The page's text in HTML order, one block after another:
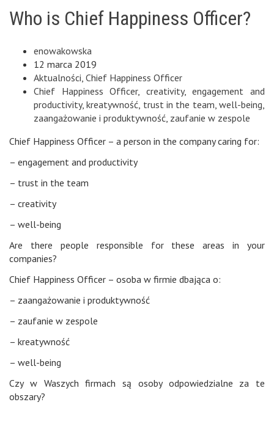
Who is Chief Happiness Officer?
enowakowska
12 marca 2019
Aktualności Chief Happiness Officer
Chief Happiness Officer, creativity,engagement and
productivity,kreatywność trust in the team ,well-being
zaangażowanie i produktywność zaufanie w zespole
Chief Happiness Officer – a person in the company caring for:
– engagement and productivity
– trust in the team
– creativity
– well-being
Are there people responsible for these areas in your
companies?
Chief Happiness Officer – osoba w firmie dbająca o:
– zaangażowanie i produktywność
– zaufanie w zespole
– kreatywność
– well-being
Czy w Waszych firmach są osoby odpowiedzialne za te
obszary?